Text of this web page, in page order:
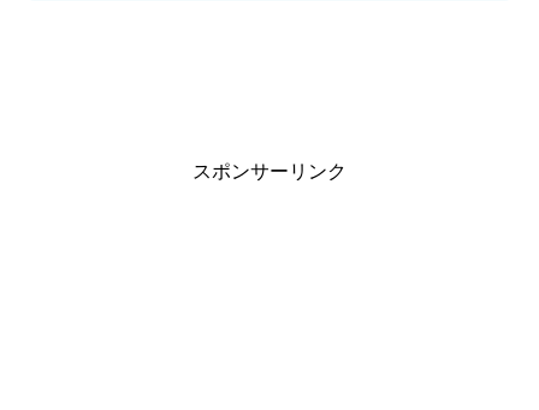
スポンサーリンク